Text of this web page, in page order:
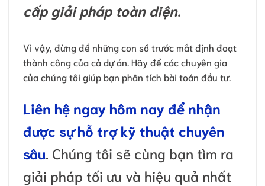
cấp giải pháp toàn diện.
Vì vậy, đừng để những con số trước mắt định đoạt
thành công của cả dự án. Hãy để các chuyên gia
của chúng tôi giúp bạn phân tích bài toán đầu tư.
Liên hệ ngay hôm nay để nhận
được sự hỗ trợ kỹ thuật chuyên
sâu. Chúng tôi sẽ cùng bạn tìm ra
giải pháp tối ưu và hiệu quả nhất